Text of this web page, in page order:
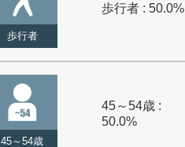
歩行者
歩行者 : 50.0%
45～54歳
45～54歳 :
50.0%